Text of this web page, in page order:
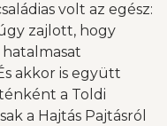
volt az egész:
zajlott, hogy
akkor is együtt
a Toldi
a Hajtás Pajtásról